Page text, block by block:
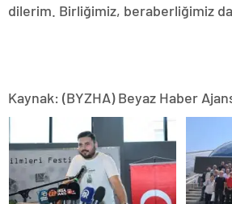
dilerim. Birliğimiz, beraberliğimiz
Kaynak: (BYZHA) Beyaz Haber